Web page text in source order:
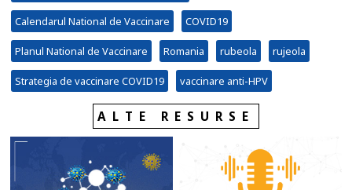
Calendarul National de Vaccinare COVID19
Planul National de Vaccinare Romania rubeola rujeola
Strategia de vaccinare COVID19 vaccinare anti-HPV
ALTE RESURSE